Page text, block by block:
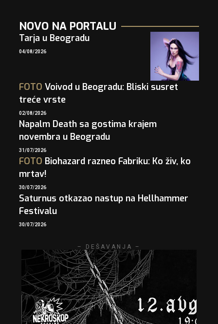
NOVO NA PORTALU
Tarja u Beogradu
04/08/2026
FOTO Voivod u Beogradu: Bliski susret
treće vrste
02/08/2026
Napalm Death sa gostima krajem
novembra u Beogradu
31/07/2026
FOTO Biohazard razneo Fabriku: Ko živ, ko
mrtav!
30/07/2026
Saturnus otkazao nastup na Hellhammer
Festivalu
30/07/2026
– DEŠAVANJA –